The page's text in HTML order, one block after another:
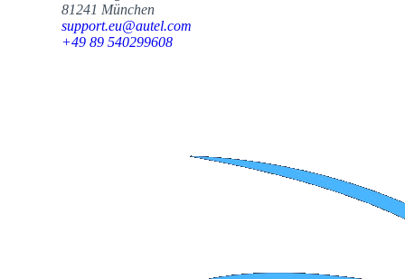
81241 München
support.eu@autel.com
+49 89 540299608